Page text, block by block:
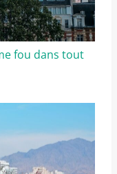
fou dans tout